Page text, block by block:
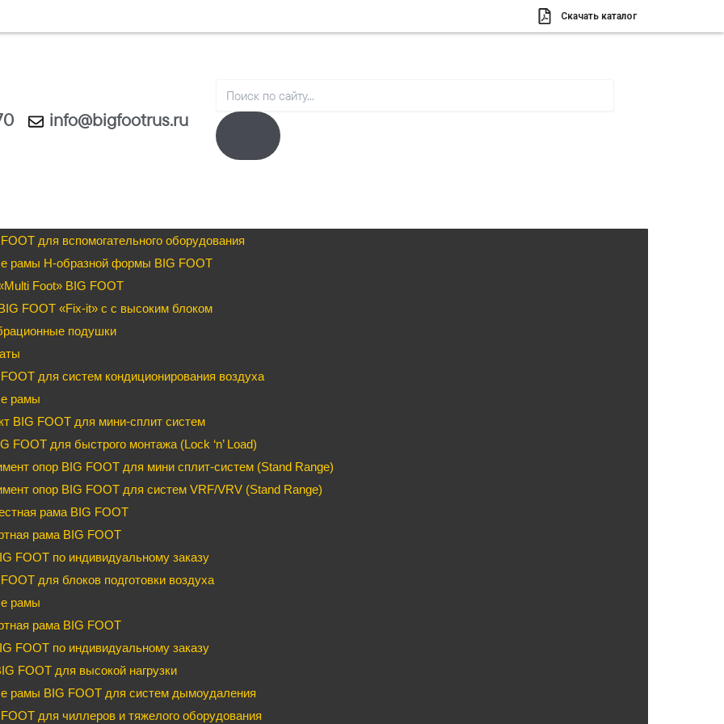
Скачать каталог
info@bigfootrus.ru
для вспомогательного оборудования
рамы H-образной формы BIG FOOT
Foot» BIG FOOT
FOOT «Fix-it» c с высоким блоком
подушки
для систем кондиционирования воздуха
рамы
BIG FOOT для мини-сплит систем
FOOT для быстрого монтажа (Lock ‘n’ Load)
опор BIG FOOT для мини сплит-систем (Stand Range)
опор BIG FOOT для систем VRF/VRV (Stand Range)
рама BIG FOOT
рама BIG FOOT
FOOT по индивидуальному заказу
для блоков подготовки воздуха
рамы
рама BIG FOOT
FOOT по индивидуальному заказу
FOOT для высокой нагрузки
рамы BIG FOOT для систем дымоудаления
для чиллеров и тяжелого оборудования